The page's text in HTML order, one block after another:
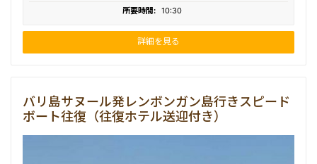
所要時間: 10:30
詳細を見る
バリ島サヌール発レンボンガン島行きスピード
ボート往復（往復ホテル送迎付き）